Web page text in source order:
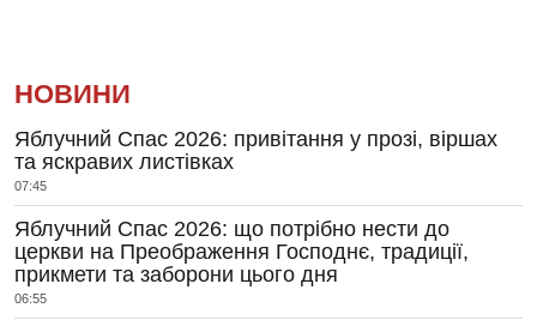
НОВИНИ
Яблучний Спас 2026: привітання у прозі, віршах
та яскравих листівках
07:45
Яблучний Спас 2026: що потрібно нести до
церкви на Преображення Господнє, традиції,
прикмети та заборони цього дня
06:55